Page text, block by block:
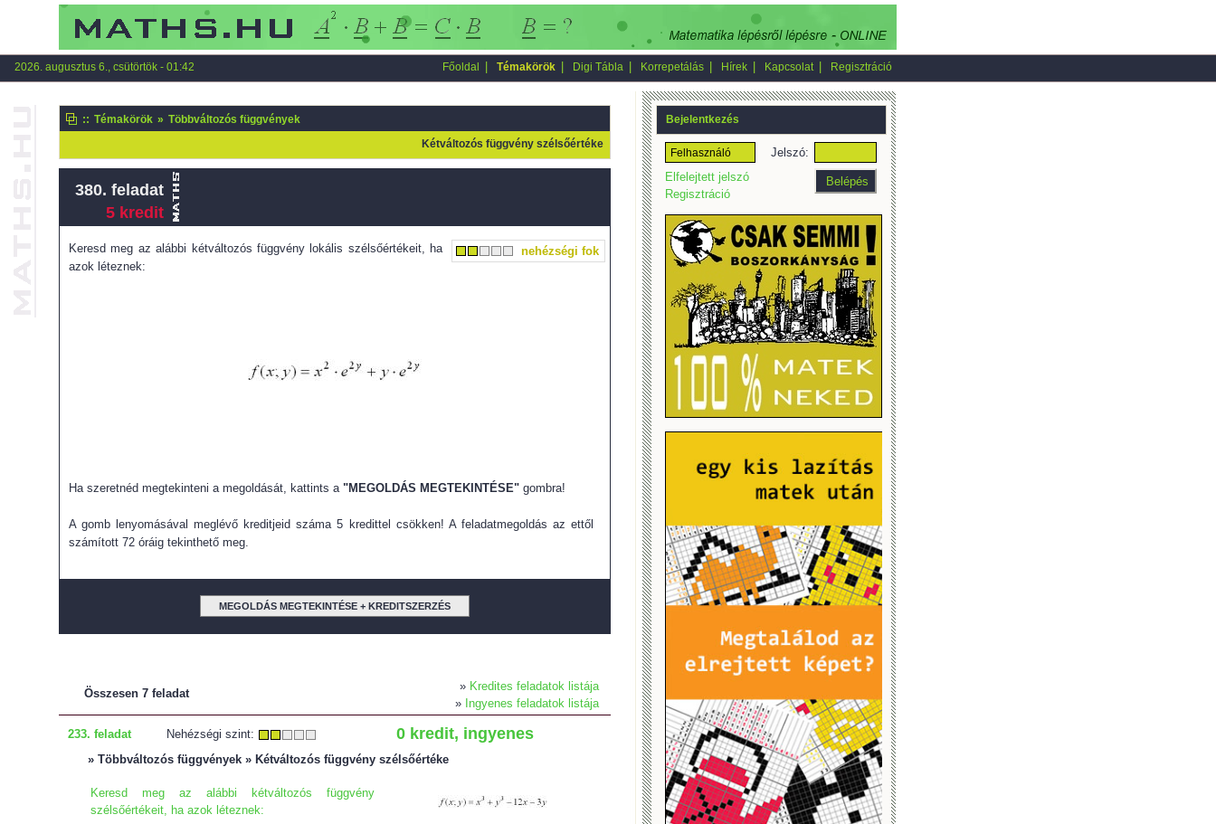
2026. augusztus 6., csütörtök - 01:42 Főoldal Témakörök Digi Tábla Korrepetálás Hírek Kapcsolat Regisztráció
:: Témakörök » Többváltozós függvények
Kétváltozós függvény szélsőértéke
380. feladat
5 kredit
Keresd meg az alábbi kétváltozós függvény lokális szélsőértékeit, ha
azok léteznek:
nehézségi fok
Ha szeretnéd megtekinteni a megoldását, kattints a "MEGOLDÁS MEGTEKINTÉSE" gombra!
A gomb lenyomásával meglévő kreditjeid száma 5 kredittel csökken! A feladatmegoldás az ettől
számított 72 óráig tekinthető meg.
MEGOLDÁS MEGTEKINTÉSE + KREDITSZERZÉS
Összesen 7 feladat
» Kredites feladatok listája
» Ingyenes feladatok listája
233. feladat Nehézségi szint: 0 kredit, ingyenes
» Többváltozós függvények » Kétváltozós függvény szélsőértéke
Keresd meg az alábbi kétváltozós függvény
szélsőértékeit, ha azok léteznek:
Bejelentkezés
Jelszó:
Elfelejtett jelszó
Regisztráció